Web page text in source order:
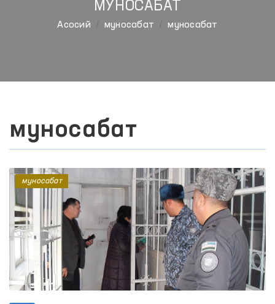
МУНОСАБАТ
Aсосий муносабат муносабат
муносабат
муносабат